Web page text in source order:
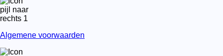
Algemene voorwaarden